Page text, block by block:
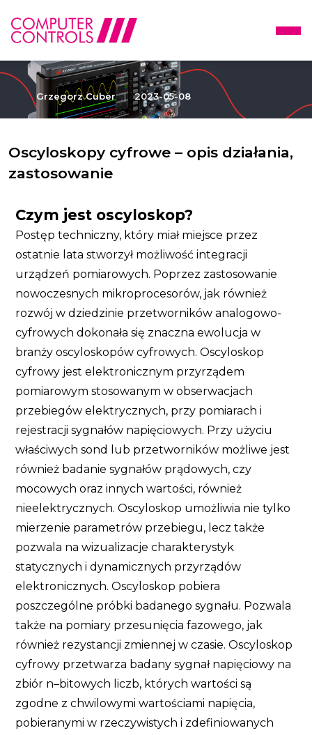
Grzegorz Cuber | 2023-05-08
Oscyloskopy cyfrowe – opis działania,
zastosowanie
Czym jest oscyloskop?
Postęp techniczny, który miał miejsce przez
ostatnie lata stworzył możliwość integracji
urządzeń pomiarowych. Poprzez zastosowanie
nowoczesnych mikroprocesorów, jak również
rozwój w dziedzinie przetworników analogowo-
cyfrowych dokonała się znaczna ewolucja w
branży oscyloskopów cyfrowych. Oscyloskop
cyfrowy jest elektronicznym przyrządem
pomiarowym stosowanym w obserwacjach
przebiegów elektrycznych, przy pomiarach i
rejestracji sygnałów napięciowych. Przy użyciu
właściwych sond lub przetworników możliwe jest
również badanie sygnałów prądowych, czy
mocowych oraz innych wartości, również
nieelektrycznych. Oscyloskop umożliwia nie tylko
mierzenie parametrów przebiegu, lecz także
pozwala na wizualizacje charakterystyk
statycznych i dynamicznych przyrządów
elektronicznych. Oscyloskop pobiera
poszczególne próbki badanego sygnału. Pozwala
także na pomiary przesunięcia fazowego, jak
również rezystancji zmiennej w czasie. Oscyloskop
cyfrowy przetwarza badany sygnał napięciowy na
zbiór n–bitowych liczb, których wartości są
zgodne z chwilowymi wartościami napięcia,
pobieranymi w rzeczywistych i zdefiniowanych